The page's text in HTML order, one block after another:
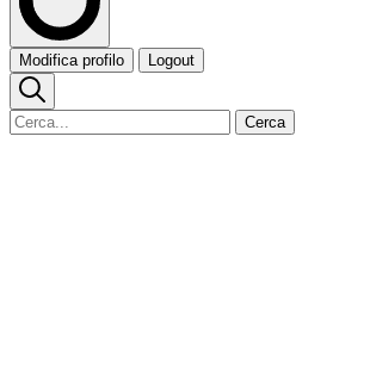
Modifica profilo Logout
Cerca